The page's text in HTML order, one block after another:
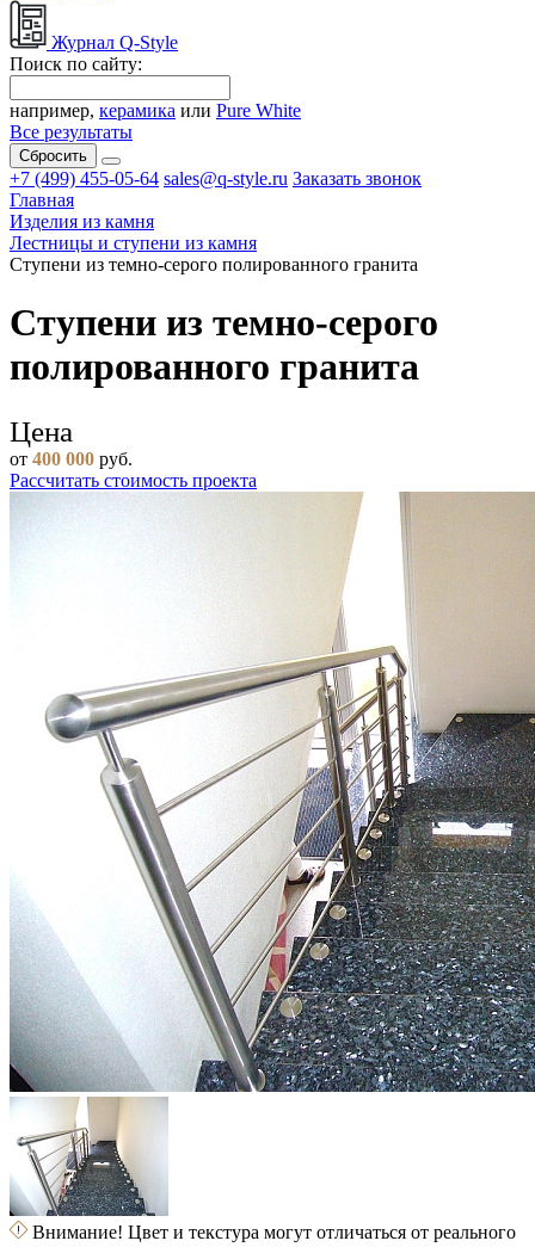
Журнал Q-Style
Поиск по сайту:
например, керамика или Pure White
Все результаты
Сбросить
+7 (499) 455-05-64 sales@q-style.ru Заказать звонок
Главная
Изделия из камня
Лестницы и ступени из камня
Ступени из темно-серого полированного гранита
Ступени из темно-серого
полированного гранита
Цена
от 400 000 руб.
Рассчитать стоимость проекта
Внимание! Цвет и текстура могут отличаться от реального